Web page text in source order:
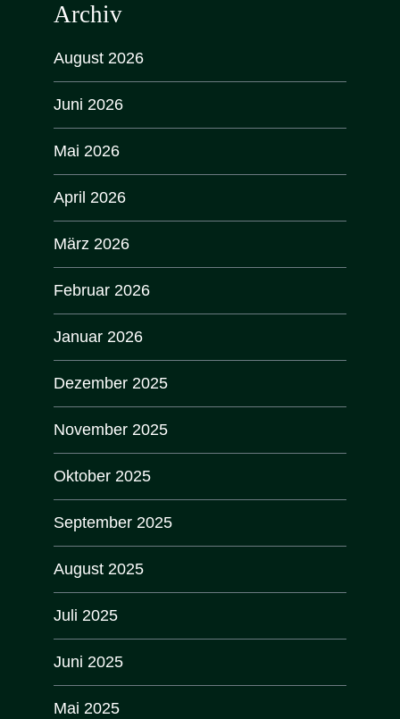
Archiv
August 2026
Juni 2026
Mai 2026
April 2026
März 2026
Februar 2026
Januar 2026
Dezember 2025
November 2025
Oktober 2025
September 2025
August 2025
Juli 2025
Juni 2025
Mai 2025